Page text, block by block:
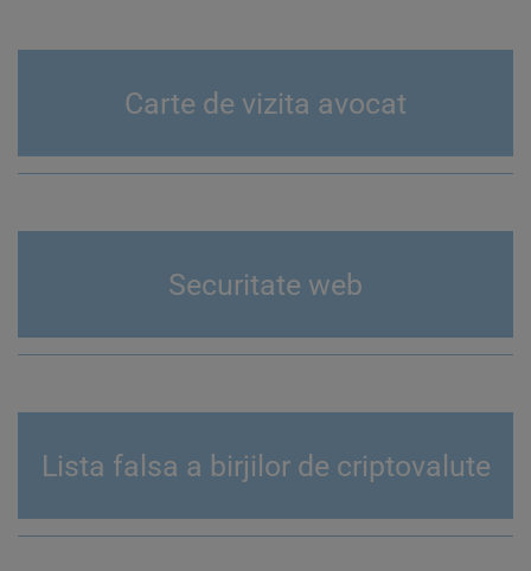
Carte de vizita avocat
Securitate web
Lista falsa a birjilor de criptovalute